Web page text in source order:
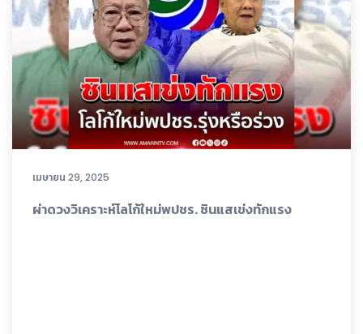
เมษายน 29, 2025
ผ่าดวงวิเคราะห์โลโก้ใหม่พปชร. ซินแสเข่งทักแรง